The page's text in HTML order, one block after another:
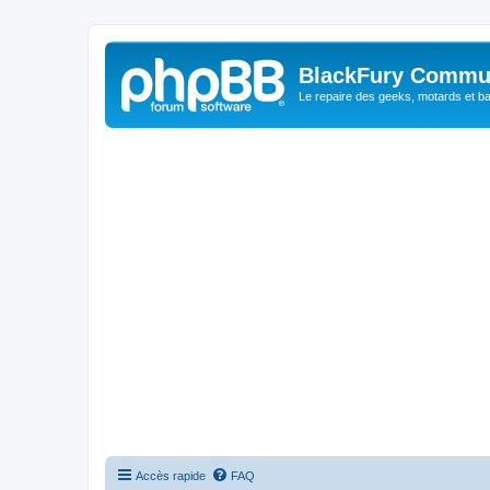
BlackFury
Le repaire des geeks, motards et
Accès rapide FAQ